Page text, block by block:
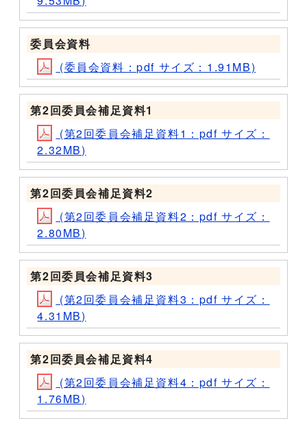
委員会資料
(委員会資料：pdf サイズ：1.91MB)
第2回委員会補足資料1
(第2回委員会補足資料1：pdf サイズ：
2.32MB)
第2回委員会補足資料2
(第2回委員会補足資料2：pdf サイズ：
2.80MB)
第2回委員会補足資料3
(第2回委員会補足資料3：pdf サイズ：
4.31MB)
第2回委員会補足資料4
(第2回委員会補足資料4：pdf サイズ：
1.76MB)